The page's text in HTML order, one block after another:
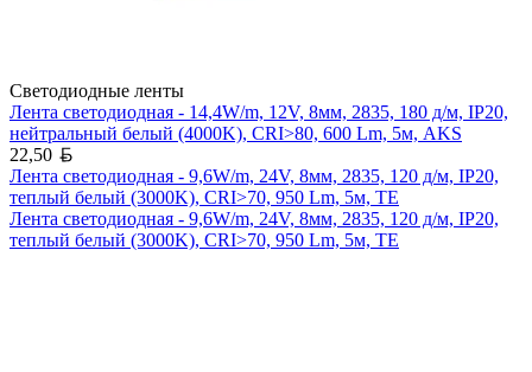
Светодиодные ленты
Лента светодиодная - 14,4W/m, 12V, 8мм, 2835, 180 д/м, IP20,
нейтральный белый (4000K), CRI>80, 600 Lm, 5м, AKS
22,50
Лента светодиодная - 9,6W/m, 24V, 8мм, 2835, 120 д/м, IP20,
теплый белый (3000K), CRI>70, 950 Lm, 5м, TE
Лента светодиодная - 9,6W/m, 24V, 8мм, 2835, 120 д/м, IP20,
теплый белый (3000K), CRI>70, 950 Lm, 5м, TE